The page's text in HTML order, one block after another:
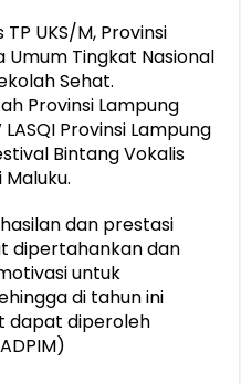
UKS/M, Provinsi
Tingkat Nasional
Sehat.
Provinsi Lampung
Provinsi Lampung
Bintang Vokalis
dan prestasi
dipertahankan dan
untuk
di tahun ini
dapat diperoleh